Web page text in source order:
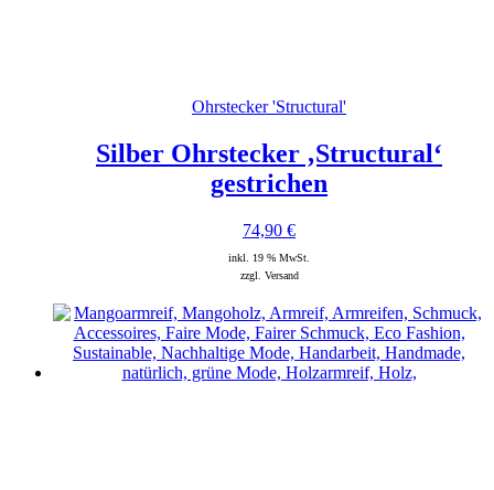
Ohrstecker 'Structural'
Silber Ohrstecker ‚Structural‘
gestrichen
74,90 €
inkl. 19 % MwSt.
zzgl. Versand